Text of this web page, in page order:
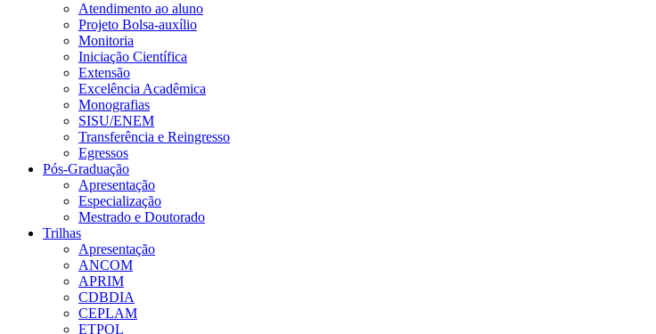
Atendimento ao aluno
Projeto Bolsa-auxílio
Monitoria
Iniciação Científica
Extensão
Excelência Acadêmica
Monografias
SISU/ENEM
Transferência e Reingresso
Egressos
Pós-Graduação
Apresentação
Especialização
Mestrado e Doutorado
Trilhas
Apresentação
ANCOM
APRIM
CDBDIA
CEPLAM
ETPOL